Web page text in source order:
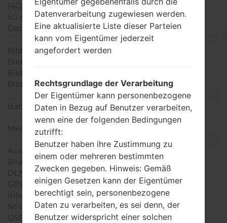
(4G) LTE
-
5G network
-
Daten
GPRS/EDGE
Anzeige
Bildschirmgröße
Bildschirmtyp
Bildschirmerweiterung
Bildschirmfarben
256K Farben
Batterie und Tastatur
Batteriekapazität
Abnehmbar Li-Ion 800
mAh
Mechanische Tastatur
Interfaces
Ausgabe für Audio
Bluetooth
-
DLNA
-
GPS
-
Infrarotanschluss
-
NFC
-
USB
USB 2.0
Datenverarbeitung zugewiesen werden.
Eine aktualisierte Liste dieser Parteien
kann vom Eigentümer jederzeit
angefordert werden
Rechtsgrundlage der Verarbeitung
Der Eigentümer kann personenbezogene
Daten in Bezug auf Benutzer verarbeiten,
wenn eine der folgenden Bedingungen
zutrifft:
Benutzer haben ihre Zustimmung zu
einem oder mehreren bestimmten
Zwecken gegeben. Hinweis: Gemäß
einigen Gesetzen kann der Eigentümer
berechtigt sein, personenbezogene
Daten zu verarbeiten, es sei denn, der
Benutzer widerspricht einer solchen